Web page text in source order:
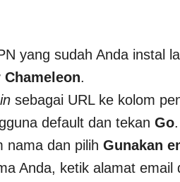
yang sudah Anda instal
Chameleon.
sebagai URL ke kolom
default dan tekan Go.
nama dan pilih Gunakan
Anda, ketik alamat email